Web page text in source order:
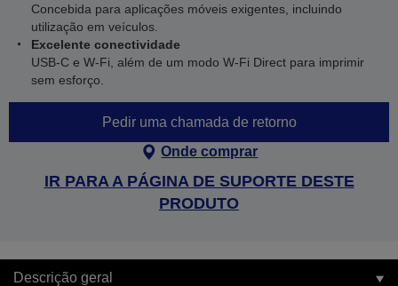
Concebida para aplicações móveis exigentes, incluindo
utilização em veículos.
Excelente conectividade
USB-C e W-Fi, além de um modo W-Fi Direct para imprimir
sem esforço.
Pedir uma chamada de retorno
Onde comprar
IR PARA A PÁGINA DE SUPORTE DESTE
PRODUTO
Descrição geral